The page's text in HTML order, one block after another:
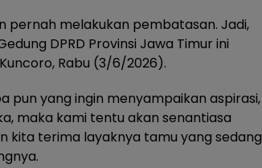
pernah melakukan pembatasan. Jadi,
DPRD Provinsi Jawa Timur ini
Rabu (3/6/2026).
pun yang ingin menyampaikan aspirasi,
maka kami tentu akan senantiasa
kita terima layaknya tamu yang sedang